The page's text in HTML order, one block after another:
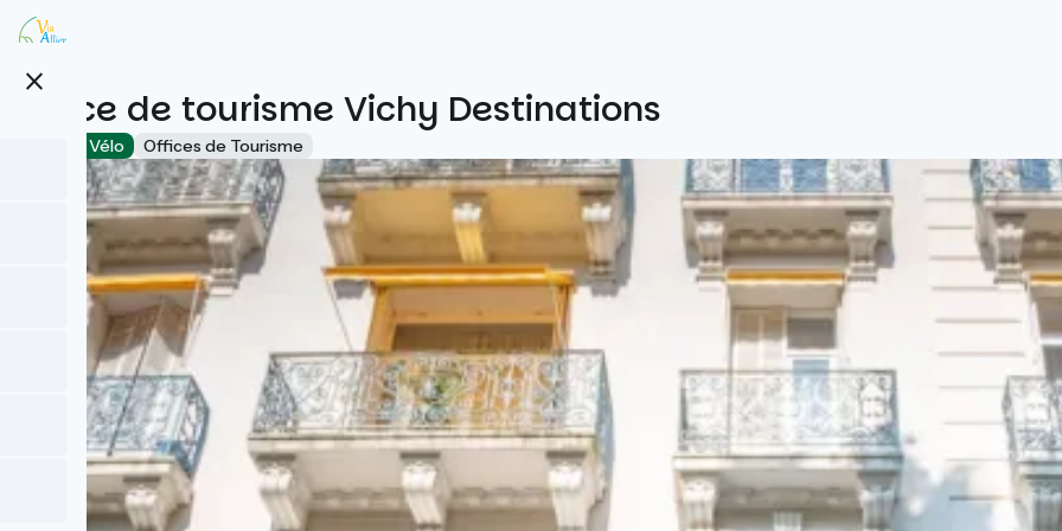
Aller
au
principal
close
Office de tourisme Vichy Destinations
Accueil Vélo Offices de Tourisme